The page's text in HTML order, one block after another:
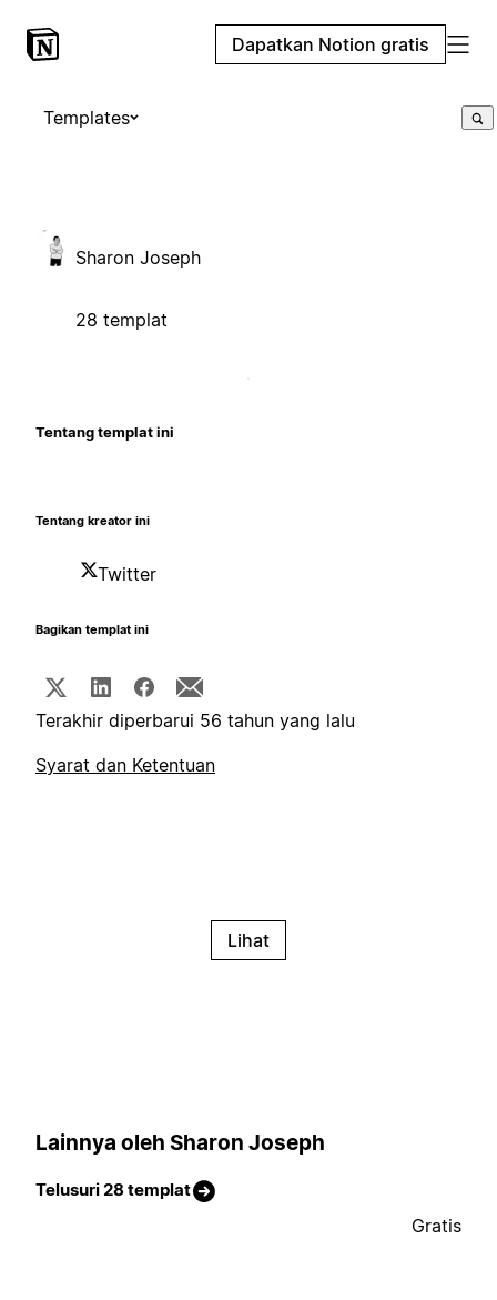
Dapatkan Notion gratis
Templates
Sharon Joseph
28 templat
Tentang templat ini
Tentang kreator ini
Twitter
Bagikan templat ini
Terakhir diperbarui 56 tahun yang lalu
Syarat dan Ketentuan
Lihat
Lainnya oleh Sharon Joseph
Telusuri 28 templat
Gratis